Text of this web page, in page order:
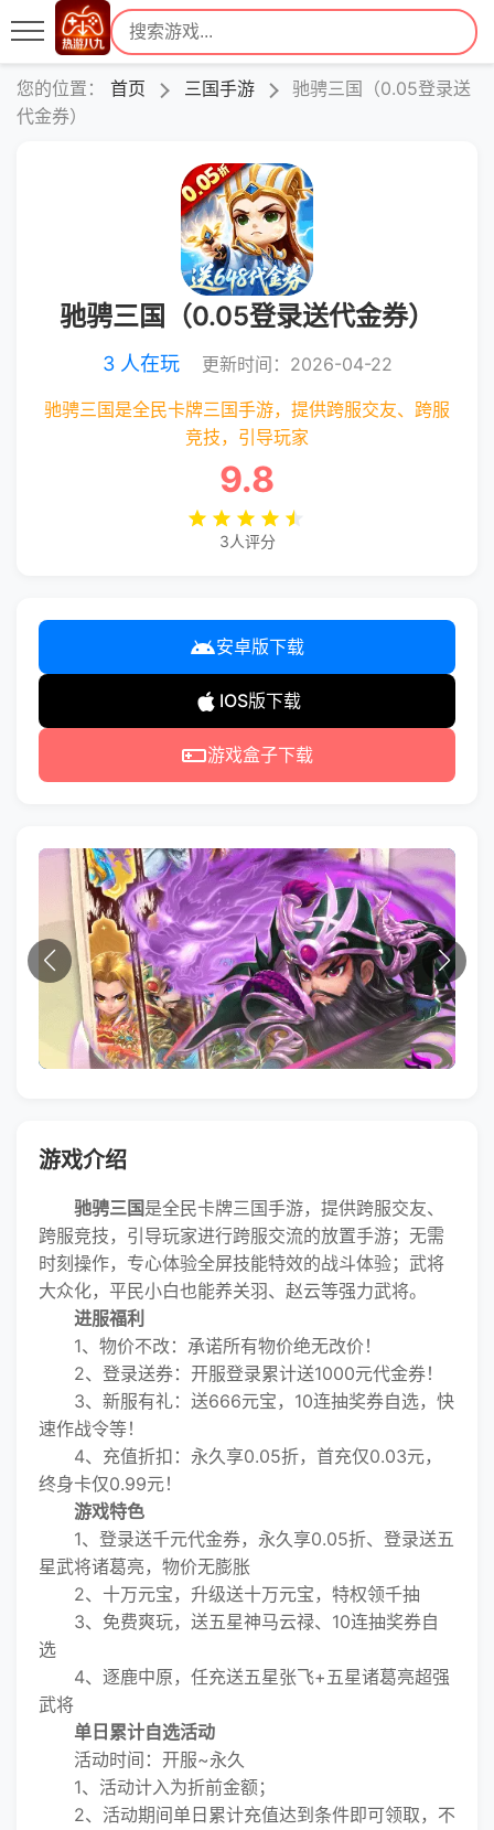
您的位置： 首页 三国手游
驰骋三国（0.05登录送
代金券）
驰骋三国（0.05登录送代金券）
3 人在玩 更新时间：2026-04-22
驰骋三国是全民卡牌三国手游，提供跨服交友、跨服
竞技，引导玩家
9.8
3人评分
安卓版下载
IOS版下载
游戏盒子下载
游戏介绍
驰骋三国是全民卡牌三国手游，提供跨服交友、
跨服竞技，引导玩家进行跨服交流的放置手游；无需
时刻操作，专心体验全屏技能特效的战斗体验；武将
大众化，平民小白也能养关羽、赵云等强力武将。
进服福利
1、物价不改：承诺所有物价绝无改价！
2、登录送券：开服登录累计送1000元代金券！
3、新服有礼：送666元宝，10连抽奖券自选，快
速作战令等！
4、充值折扣：永久享0.05折，首充仅0.03元，
终身卡仅0.99元！
游戏特色
1、登录送千元代金券，永久享0.05折、登录送五
星武将诸葛亮，物价无膨胀
2、十万元宝，升级送十万元宝，特权领千抽
3、免费爽玩，送五星神马云禄、10连抽奖券自
选
4、逐鹿中原，任充送五星张飞+五星诸葛亮超强
武将
单日累计自选活动
活动时间：开服~永久
1、活动计入为折前金额；
2、活动期间单日累计充值达到条件即可领取，不